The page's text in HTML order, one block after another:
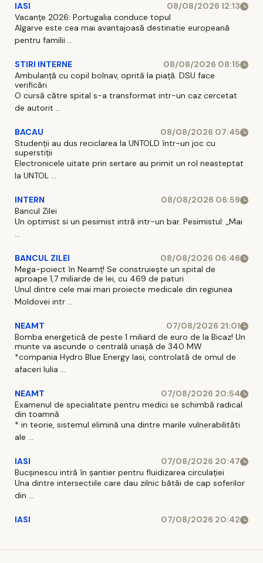
IASI
08/08/2026 12:13
Vacanțe 2026: Portugalia conduce topul
Algarve este cea mai avantajoasă destinatie europeană
pentru familii ...
STIRI INTERNE
08/08/2026 08:15
Ambulanță cu copil bolnav, oprită la piață. DSU face
verificări
O cursă către spital s-a transformat intr-un caz cercetat
de autorit ...
BACAU
08/08/2026 07:45
Studenții au dus reciclarea la UNTOLD într-un joc cu
superstiții
Electronicele uitate prin sertare au primit un rol neasteptat
la UNTOL ...
INTERN
08/08/2026 06:59
Bancul Zilei
Un optimist si un pesimist intră intr-un bar. Pesimistul: „Mai
...
BANCUL ZILEI
08/08/2026 06:46
Mega-poiect în Neamț! Se construiește un spital de
aproape 1,7 miliarde de lei, cu 469 de paturi
Unul dintre cele mai mari proiecte medicale din regiunea
Moldovei intr ...
NEAMT
07/08/2026 21:01
Bomba energetică de peste 1 miliard de euro de la Bicaz! Un
munte va ascunde o centrală uriașă de 340 MW
*compania Hydro Blue Energy Iasi, controlată de omul de
afaceri Iulia ...
NEAMT
07/08/2026 20:54
Examenul de specialitate pentru medici se schimbă radical
din toamnă
* in teorie, sistemul elimină una dintre marile vulnerabilităti
ale ...
IASI
07/08/2026 20:47
Bucșinescu intră în șantier pentru fluidizarea circulației
Una dintre intersectiile care dau zilnic bătăi de cap soferilor
din ...
IASI 07/08/2026 20:42